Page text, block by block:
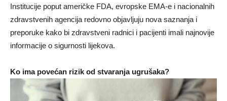
Institucije poput američke FDA, evropske EMA-e i nacionalnih
zdravstvenih agencija redovno objavljuju nova saznanja i
preporuke kako bi zdravstveni radnici i pacijenti imali najnovije
informacije o sigurnosti lijekova.
Ko ima povećan rizik od stvaranja ugrušaka?